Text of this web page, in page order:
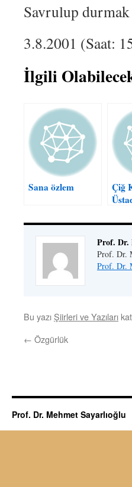
Savrulup
3.8.2001 (Saat:
İlgili
Sana özlem
Çiğ
Prof. Dr.
Prof. Dr.
Prof. Dr.
Bu yazı Şiirleri ve Yazıları
← Özgürlük
Prof. Dr. Mehmet Sayarlıoğlu